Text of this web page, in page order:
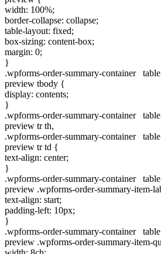
width: 100%;
border-collapse: collapse;
table-layout: fixed;
box-sizing: content-box;
margin: 0;
}
.wpforms-order-summary-container
preview tbody {
display: contents;
}
.wpforms-order-summary-container
preview tr th,
.wpforms-order-summary-container
preview tr td {
text-align: center;
}
.wpforms-order-summary-container
preview .wpforms-order-summary-item-
text-align: start;
padding-left: 10px;
}
.wpforms-order-summary-container
preview .wpforms-order-summary-item-